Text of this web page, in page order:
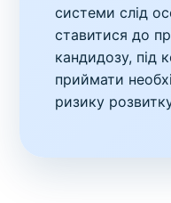
системи слід
ставитися до
кандидозу, під
приймати
ризику розвитку